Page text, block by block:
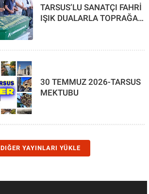
TARSUS’LU SANATÇI FAHRİ
IŞIK DUALARLA TOPRAĞA
30 TEMMUZ 2026-TARSUS
MEKTUBU
DIĞER YAYINLARI YÜKLE